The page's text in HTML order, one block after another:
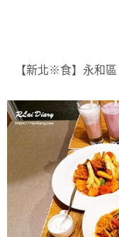
【新北※食】永和